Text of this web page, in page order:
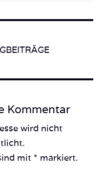
Kommentar
wird nicht
mit * markiert.